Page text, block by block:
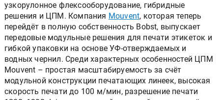
узкорулонное флексооборудование, гибридные
решения и ЦПМ. Компания Mouvent, которая теперь
перейдёт в полную собственность Bobst, выпускает
передовые модульные решения для печати этикеток и
гибкой упаковки на основе УФ-отверждаемых и
водных чернил. Среди характерных особенностей ЦПМ
Mouvent – простая масштабируемость за счёт
модульной конструкции печатающих линеек, высокая
скорость печати до 100 м/мин, разрешение печати